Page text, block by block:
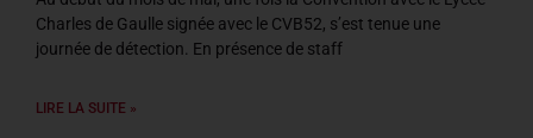
Charles de Gaulle signée avec le CVB52, s’est tenue une
journée de détection. En présence de staff
LIRE LA SUITE »